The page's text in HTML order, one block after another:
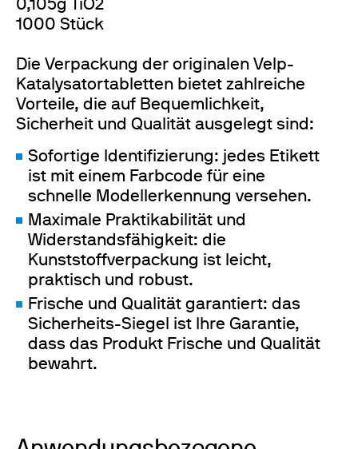
0,105g TiO2
1000 Stück
Die Verpackung der originalen Velp-
Katalysatortabletten bietet zahlreiche
Vorteile, die auf Bequemlichkeit,
Sicherheit und Qualität ausgelegt sind:
Sofortige Identifizierung: jedes Etikett
ist mit einem Farbcode für eine
schnelle Modellerkennung versehen.
Maximale Praktikabilität und
Widerstandsfähigkeit: die
Kunststoffverpackung ist leicht,
praktisch und robust.
Frische und Qualität garantiert: das
Sicherheits-Siegel ist Ihre Garantie,
dass das Produkt Frische und Qualität
bewahrt.